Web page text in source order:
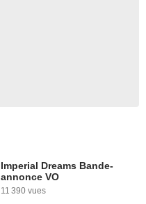
Imperial Dreams Bande-
annonce VO
11 390 vues